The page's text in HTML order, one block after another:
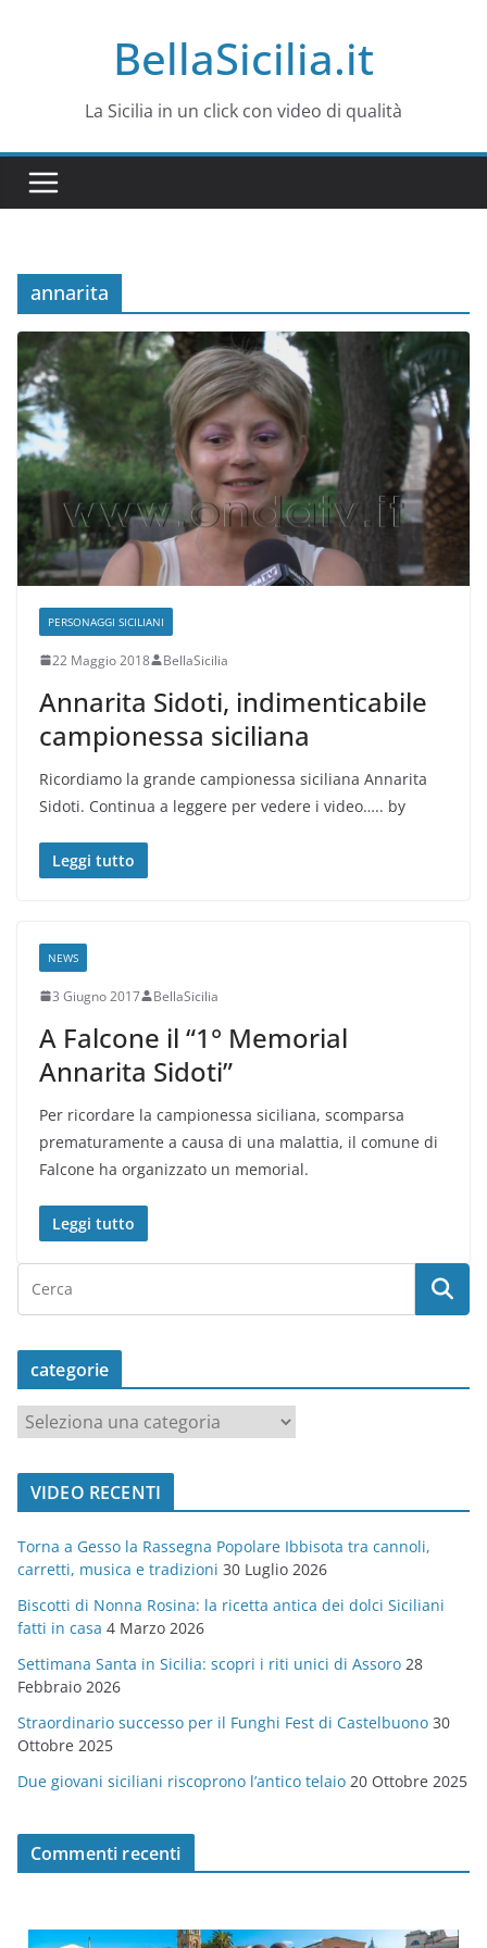
BellaSicilia.it
La Sicilia in un click con video di qualità
annarita
PERSONAGGI SICILIANI
22 Maggio 2018 BellaSicilia
Annarita Sidoti, indimenticabile
campionessa siciliana
Ricordiamo la grande campionessa siciliana Annarita
Sidoti. Continua a leggere per vedere i video….. by
Leggi tutto
NEWS
3 Giugno 2017 BellaSicilia
A Falcone il “1° Memorial
Annarita Sidoti”
Per ricordare la campionessa siciliana, scomparsa
prematuramente a causa di una malattia, il comune di
Falcone ha organizzato un memorial.
Leggi tutto
categorie
a
t
o
r
i
e
VIDEO RECENTI
Torna a Gesso la Rassegna Popolare Ibbisota tra cannoli,
carretti, musica e tradizioni 30 Luglio 2026
Biscotti di Nonna Rosina: la ricetta antica dei dolci Siciliani
fatti in casa 4 Marzo 2026
Settimana Santa in Sicilia: scopri i riti unici di Assoro 28
Febbraio 2026
Straordinario successo per il Funghi Fest di Castelbuono 30
Ottobre 2025
Due giovani siciliani riscoprono l’antico telaio 20 Ottobre 2025
Commenti recenti